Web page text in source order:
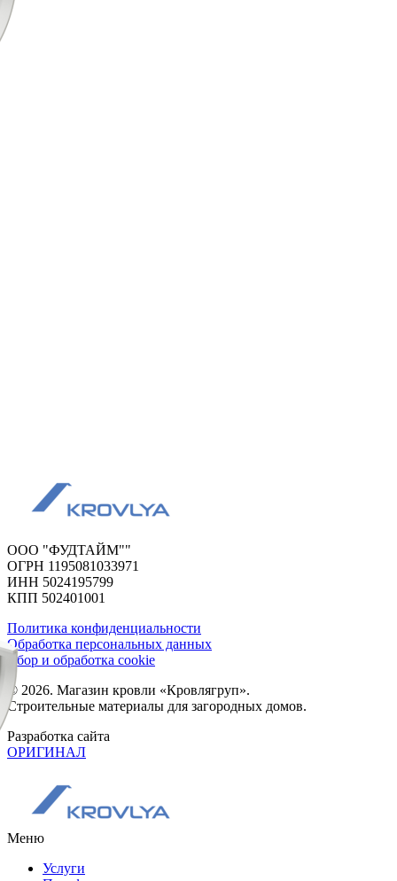
ООО "ФУДТАЙМ""
ОГРН 1195081033971
ИНН 5024195799
КПП 502401001
Политика конфиденциальности
Обработка персональных данных
Сбор и обработка cookie
© 2026. Магазин кровли «Кровлягруп».
Строительные материалы для загородных домов.
Разработка сайта
ОРИГИНАЛ
Меню
Услуги